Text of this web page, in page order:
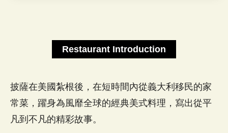
Restaurant Introduction
披薩在美國紮根後，在短時間內從義大利移民的家
常菜，躍身為風靡全球的經典美式料理，寫出從平
凡到不凡的精彩故事。